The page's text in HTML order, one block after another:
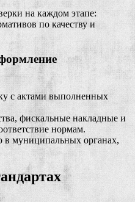
на каждом этапе:
по качеству и
с актами выполненных
фискальные накладные и
нормам.
в муниципальных органах,